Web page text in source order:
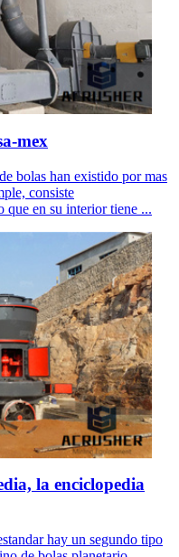
mex
bolas han existido por mas
consiste
que en su interior tiene ...
la enciclopedia
hay un segundo tipo